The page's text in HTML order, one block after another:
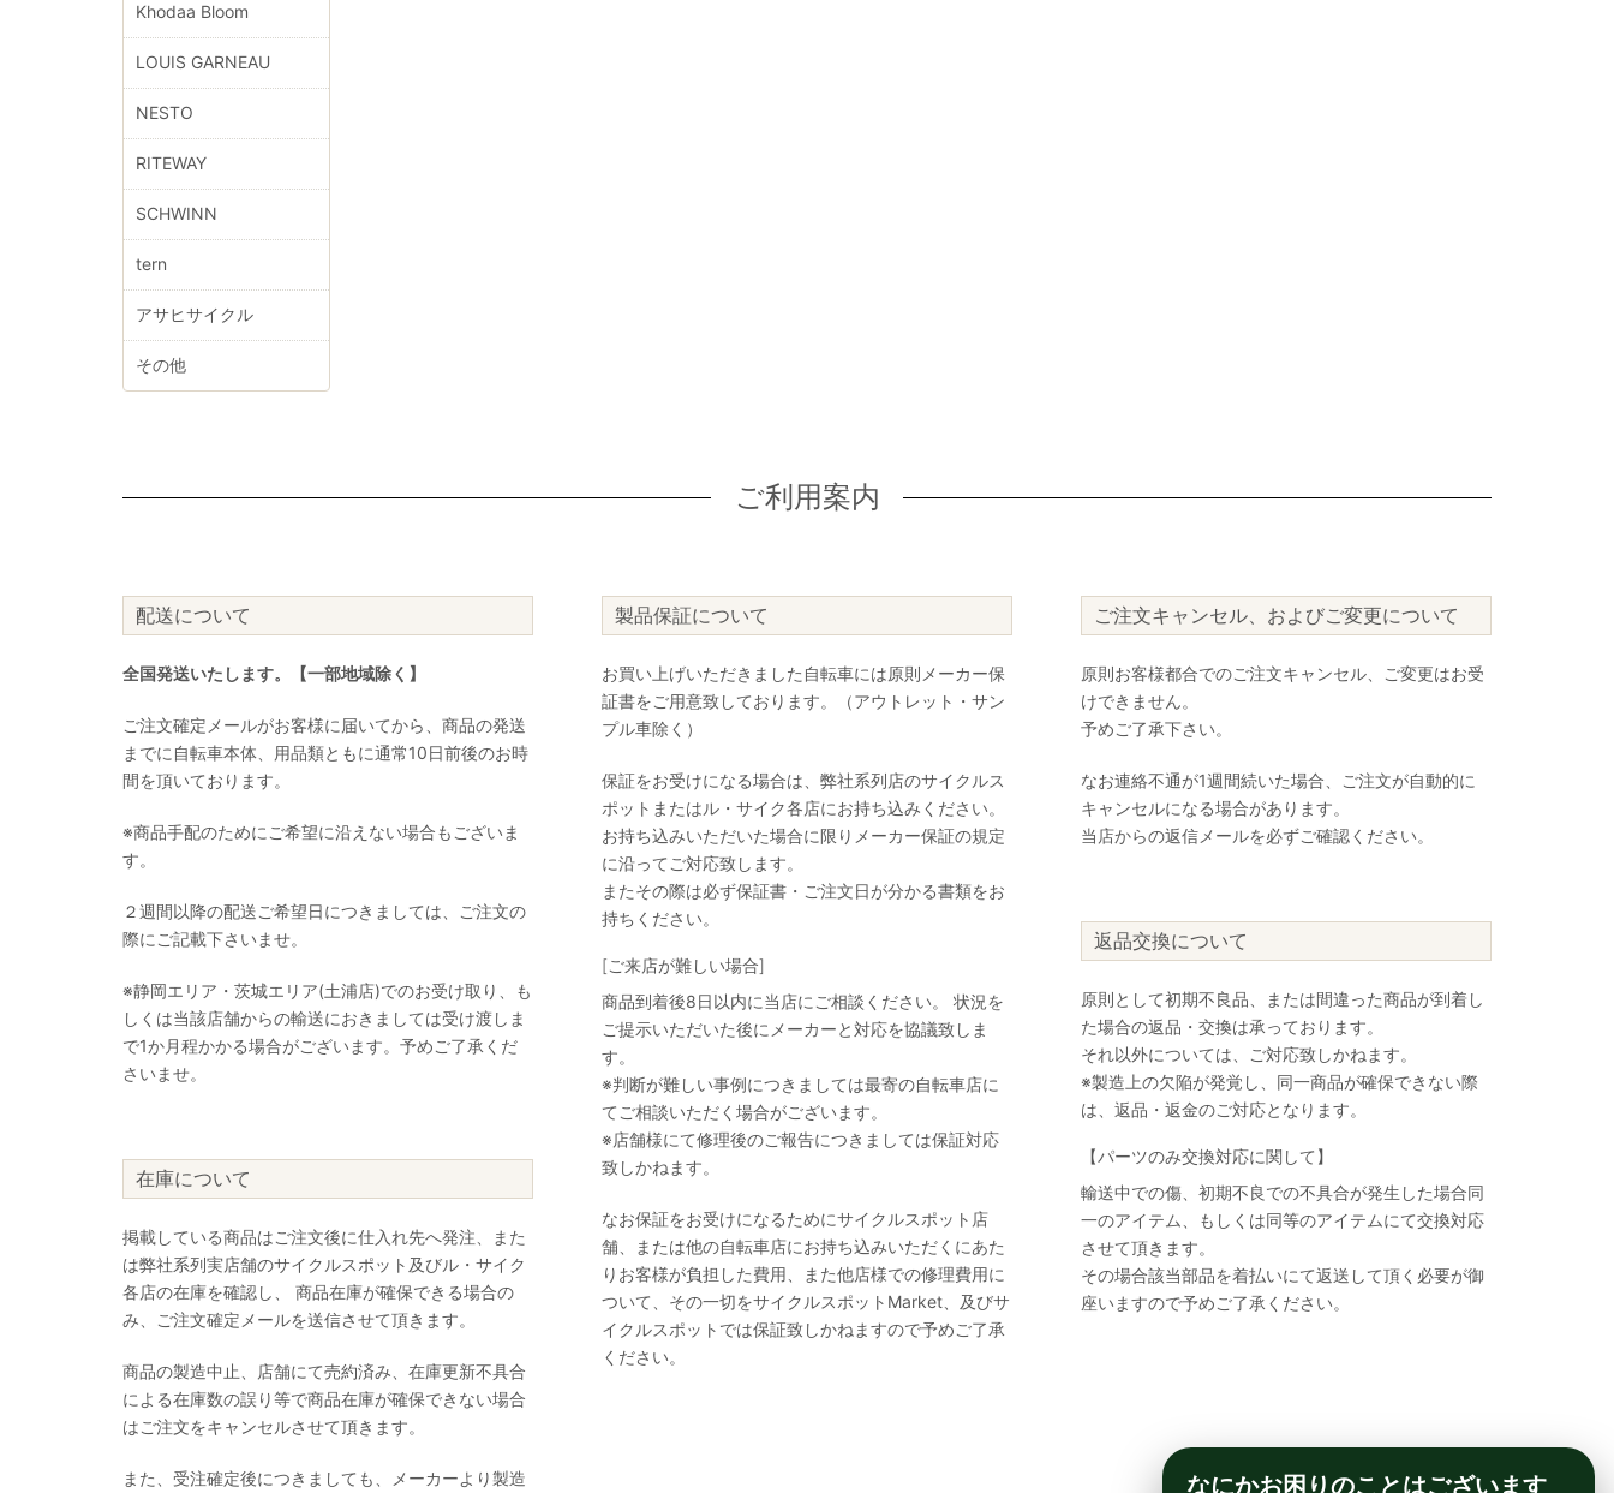
Khodaa Bloom
LOUIS GARNEAU
NESTO
RITEWAY
SCHWINN
tern
アサヒサイクル
その他
ご利用案内
配送について
全国発送いたします。【一部地域除く】
ご注文確定メールがお客様に届いてから、商品の発送
までに自転車本体、用品類ともに通常10日前後のお時
間を頂いております。
※商品手配のためにご希望に沿えない場合もございま
す。
２週間以降の配送ご希望日につきましては、ご注文の
際にご記載下さいませ。
※静岡エリア・茨城エリア(土浦店)でのお受け取り、も
しくは当該店舗からの輸送におきましては受け渡しま
で1か月程かかる場合がございます。予めご了承くだ
さいませ。
在庫について
掲載している商品はご注文後に仕入れ先へ発注、また
は弊社系列実店舗のサイクルスポット及びル・サイク
各店の在庫を確認し、 商品在庫が確保できる場合の
み、ご注文確定メールを送信させて頂きます。
商品の製造中止、店舗にて売約済み、在庫更新不具合
による在庫数の誤り等で商品在庫が確保できない場合
はご注文をキャンセルさせて頂きます。
また、受注確定後につきましても、メーカーより製造
製品保証について
お買い上げいただきました自転車には原則メーカー保
証書をご用意致しております。（アウトレット・サン
プル車除く）
保証をお受けになる場合は、弊社系列店のサイクルス
ポットまたはル・サイク各店にお持ち込みください。
お持ち込みいただいた場合に限りメーカー保証の規定
に沿ってご対応致します。
またその際は必ず保証書・ご注文日が分かる書類をお
持ちください。
[ご来店が難しい場合]
商品到着後8日以内に当店にご相談ください。 状況を
ご提示いただいた後にメーカーと対応を協議致しま
す。
※判断が難しい事例につきましては最寄の自転車店に
てご相談いただく場合がございます。
※店舗様にて修理後のご報告につきましては保証対応
致しかねます。
なお保証をお受けになるためにサイクルスポット店
舗、または他の自転車店にお持ち込みいただくにあた
りお客様が負担した費用、また他店様での修理費用に
ついて、その一切をサイクルスポットMarket、及びサ
イクルスポットでは保証致しかねますので予めご了承
ください。
ご注文キャンセル、およびご変更について
原則お客様都合でのご注文キャンセル、ご変更はお受
けできません。
予めご了承下さい。
なお連絡不通が1週間続いた場合、ご注文が自動的に
キャンセルになる場合があります。
当店からの返信メールを必ずご確認ください。
返品交換について
原則として初期不良品、または間違った商品が到着し
た場合の返品・交換は承っております。
それ以外については、ご対応致しかねます。
※製造上の欠陥が発覚し、同一商品が確保できない際
は、返品・返金のご対応となります。
【パーツのみ交換対応に関して】
輸送中での傷、初期不良での不具合が発生した場合同
一のアイテム、もしくは同等のアイテムにて交換対応
させて頂きます。
その場合該当部品を着払いにて返送して頂く必要が御
座いますので予めご了承ください。
なにかお困りのことはございます